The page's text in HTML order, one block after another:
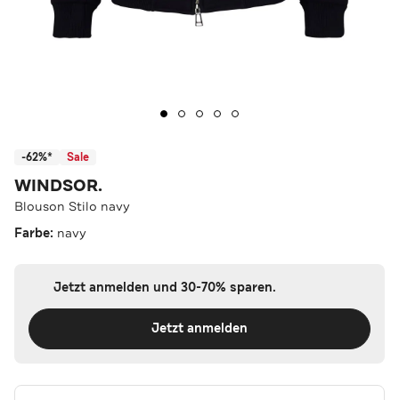
-62%* Sale
WINDSOR.
Blouson Stilo navy
Farbe: navy
Jetzt anmelden und 30-70% sparen.
Jetzt anmelden